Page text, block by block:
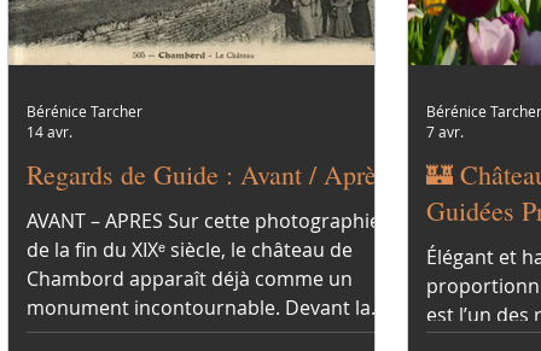
Regards de Guide : Avant / Après
AVANT – APRES Sur cette photographie
de la fin du XIXᵉ siècle, le château de
Chambord apparaît déjà comme un
monument incontournable. Devant la
façade, quelques visiteurs posent
Bérénice Tarcher
14 avr.
🏰
Guidées
Guided
Élégant et
est l’un des
Bérénice Tarcher
7 avr.